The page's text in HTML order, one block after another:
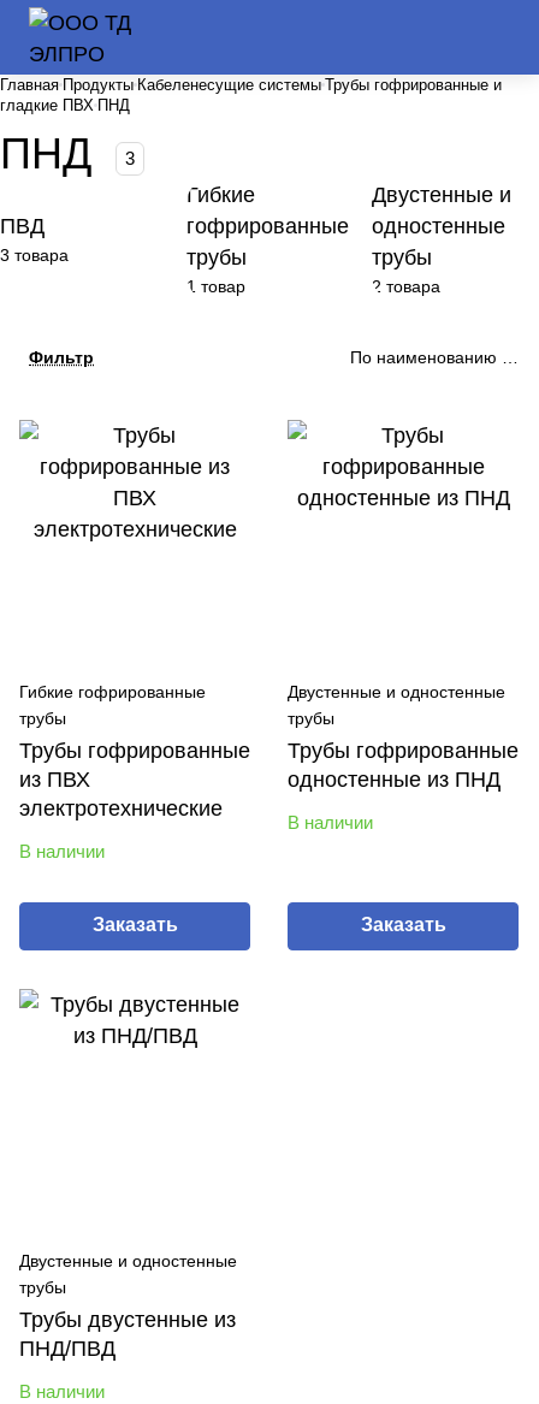
Главная Продукты Кабеленесущие системы Трубы гофрированные и
гладкие ПВХ ПНД
ПНД 3
ПВД
3 товара
Гибкие
гофрированные
трубы
1 товар
Двустенные и
одностенные
трубы
2 товара
Фильтр По наименованию (А-
Гибкие гофрированные
трубы
Трубы гофрированные
из ПВХ
электротехнические
В наличии
Заказать
Двустенные и одностенные
трубы
Трубы гофрированные
одностенные из ПНД
В наличии
Заказать
Двустенные и одностенные
трубы
Трубы двустенные из
ПНД/ПВД
В наличии